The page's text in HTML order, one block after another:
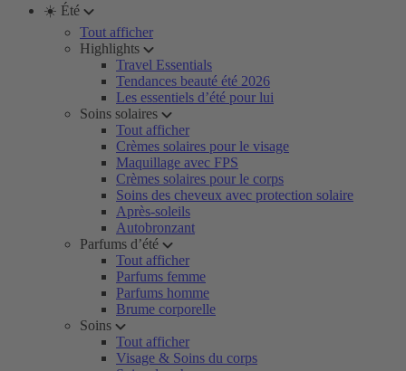
☀️ Été
Tout afficher
Highlights
Travel Essentials
Tendances beauté été 2026
Les essentiels d’été pour lui
Soins solaires
Tout afficher
Crèmes solaires pour le visage
Maquillage avec FPS
Crèmes solaires pour le corps
Soins des cheveux avec protection solaire
Après-soleils
Autobronzant
Parfums d’été
Tout afficher
Parfums femme
Parfums homme
Brume corporelle
Soins
Tout afficher
Visage & Soins du corps